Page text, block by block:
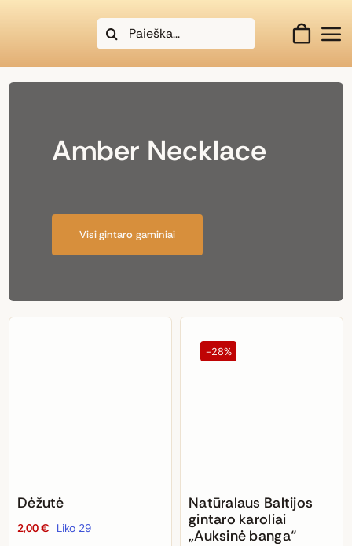
Search
for:
Amber Necklace
Visi gintaro gaminiai
Dėžutė
2,00€ Liko 29
-28%
Natūralaus Baltijos
gintaro karoliai
„Auksinė banga“